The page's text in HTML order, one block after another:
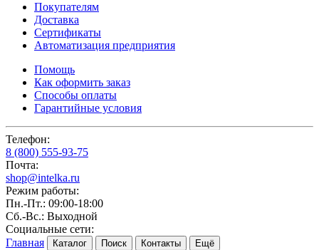
Покупателям
Доставка
Сертификаты
Автоматизация предприятия
Помощь
Как оформить заказ
Способы оплаты
Гарантийные условия
Телефон:
8 (800) 555-93-75
Почта:
shop@intelka.ru
Режим работы:
Пн.-Пт.: 09:00-18:00
Сб.-Вс.: Выходной
Социальные сети:
Главная
Каталог Поиск Контакты Ещё